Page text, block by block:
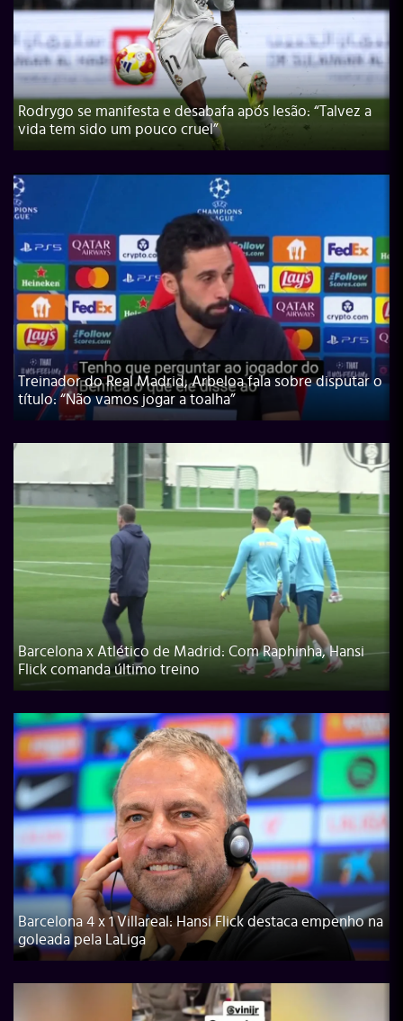
Rodrygo se manifesta e desabafa após lesão: “Talvez a
vida tem sido um pouco cruel”
Treinador do Real Madrid, Arbeloa fala sobre disputar o
título: “Não vamos jogar a toalha”
Barcelona x Atlético de Madrid: Com Raphinha, Hansi
Flick comanda último treino
Barcelona 4 x 1 Villareal: Hansi Flick destaca empenho na
goleada pela LaLiga